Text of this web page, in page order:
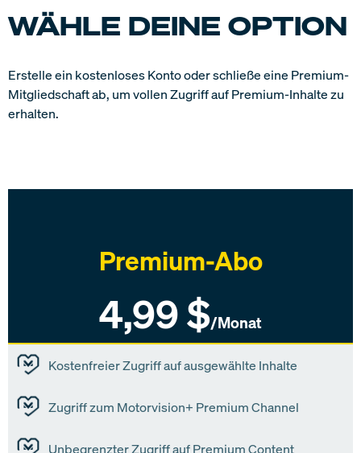
WÄHLE DEINE OPTION
Erstelle ein kostenloses Konto oder schließe eine Premium-
Mitgliedschaft ab, um vollen Zugriff auf Premium-Inhalte zu
erhalten.
Premium-Abo
4,99 $
Kostenfreier Zugriff auf ausgewählte Inhalte
Zugriff zum Motorvision+ Premium Channel
Unbegrenzter Zugriff auf Premium Content